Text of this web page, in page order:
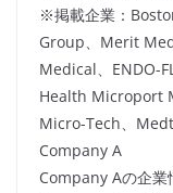
※掲載企業：
Group、Merit
Medical、ENDO-
Health Microport
Micro-Tech、
Company A
Company Aの企業